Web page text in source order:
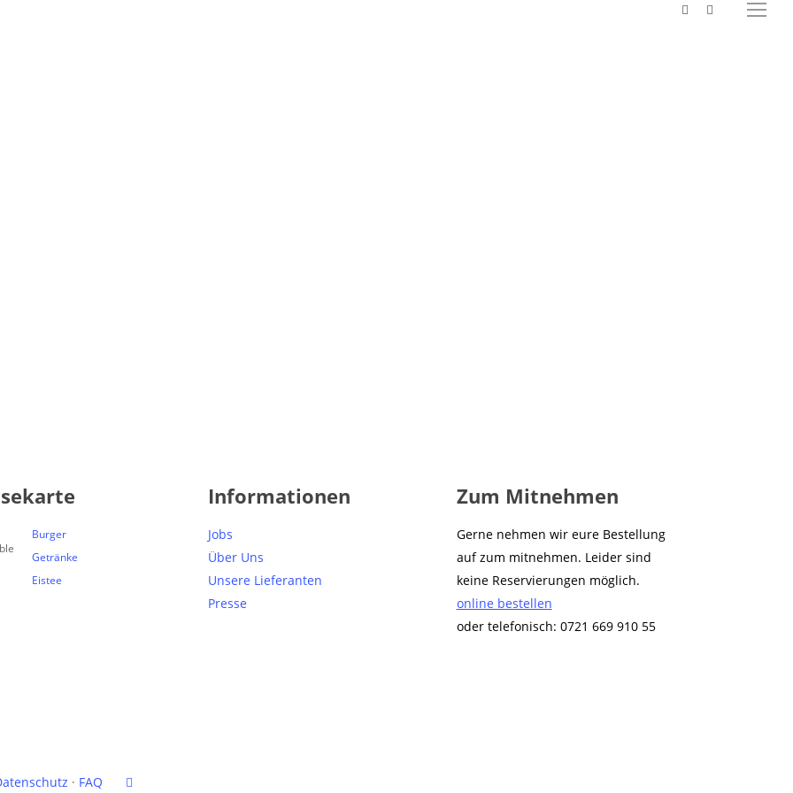
Menu
facebookinstagram
Burger
Getränke
Eistee
Informationen
Jobs
Über Uns
Unsere Lieferanten
Presse
Zum Mitnehmen
Gerne nehmen wir eure Bestellung
auf zum mitnehmen. Leider sind
keine Reservierungen möglich.
online bestellen
oder telefonisch: 0721 669 910 55
· FAQ facebook